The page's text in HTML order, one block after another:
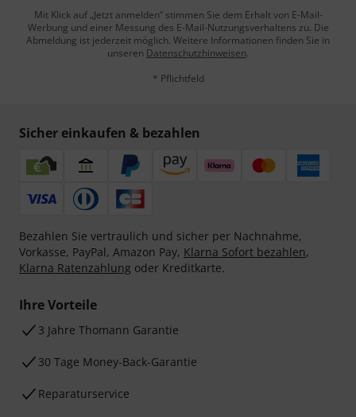
Mit Klick auf „Jetzt anmelden“ stimmen Sie dem Erhalt von E-Mail-
Werbung und einer Messung des E-Mail-Nutzungsverhaltens zu. Die
Abmeldung ist jederzeit möglich. Weitere Informationen finden Sie in
unseren Datenschutzhinweisen.
* Pflichtfeld
Sicher einkaufen & bezahlen
Bezahlen Sie vertraulich und sicher per Nachnahme,
Vorkasse, PayPal, Amazon Pay, Klarna Sofort bezahlen,
Klarna Ratenzahlung oder Kreditkarte.
Ihre Vorteile
3 Jahre Thomann Garantie
30 Tage Money-Back-Garantie
Reparaturservice